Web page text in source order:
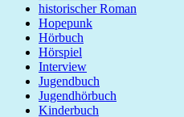
historischer Roman
Hopepunk
Hörbuch
Hörspiel
Interview
Jugendbuch
Jugendhörbuch
Kinderbuch